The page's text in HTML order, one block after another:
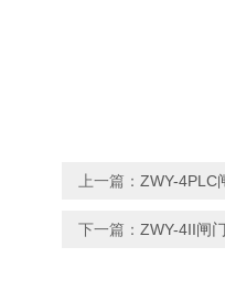
上一篇： ZWY-4PLC
下一篇： ZWY-4II闸